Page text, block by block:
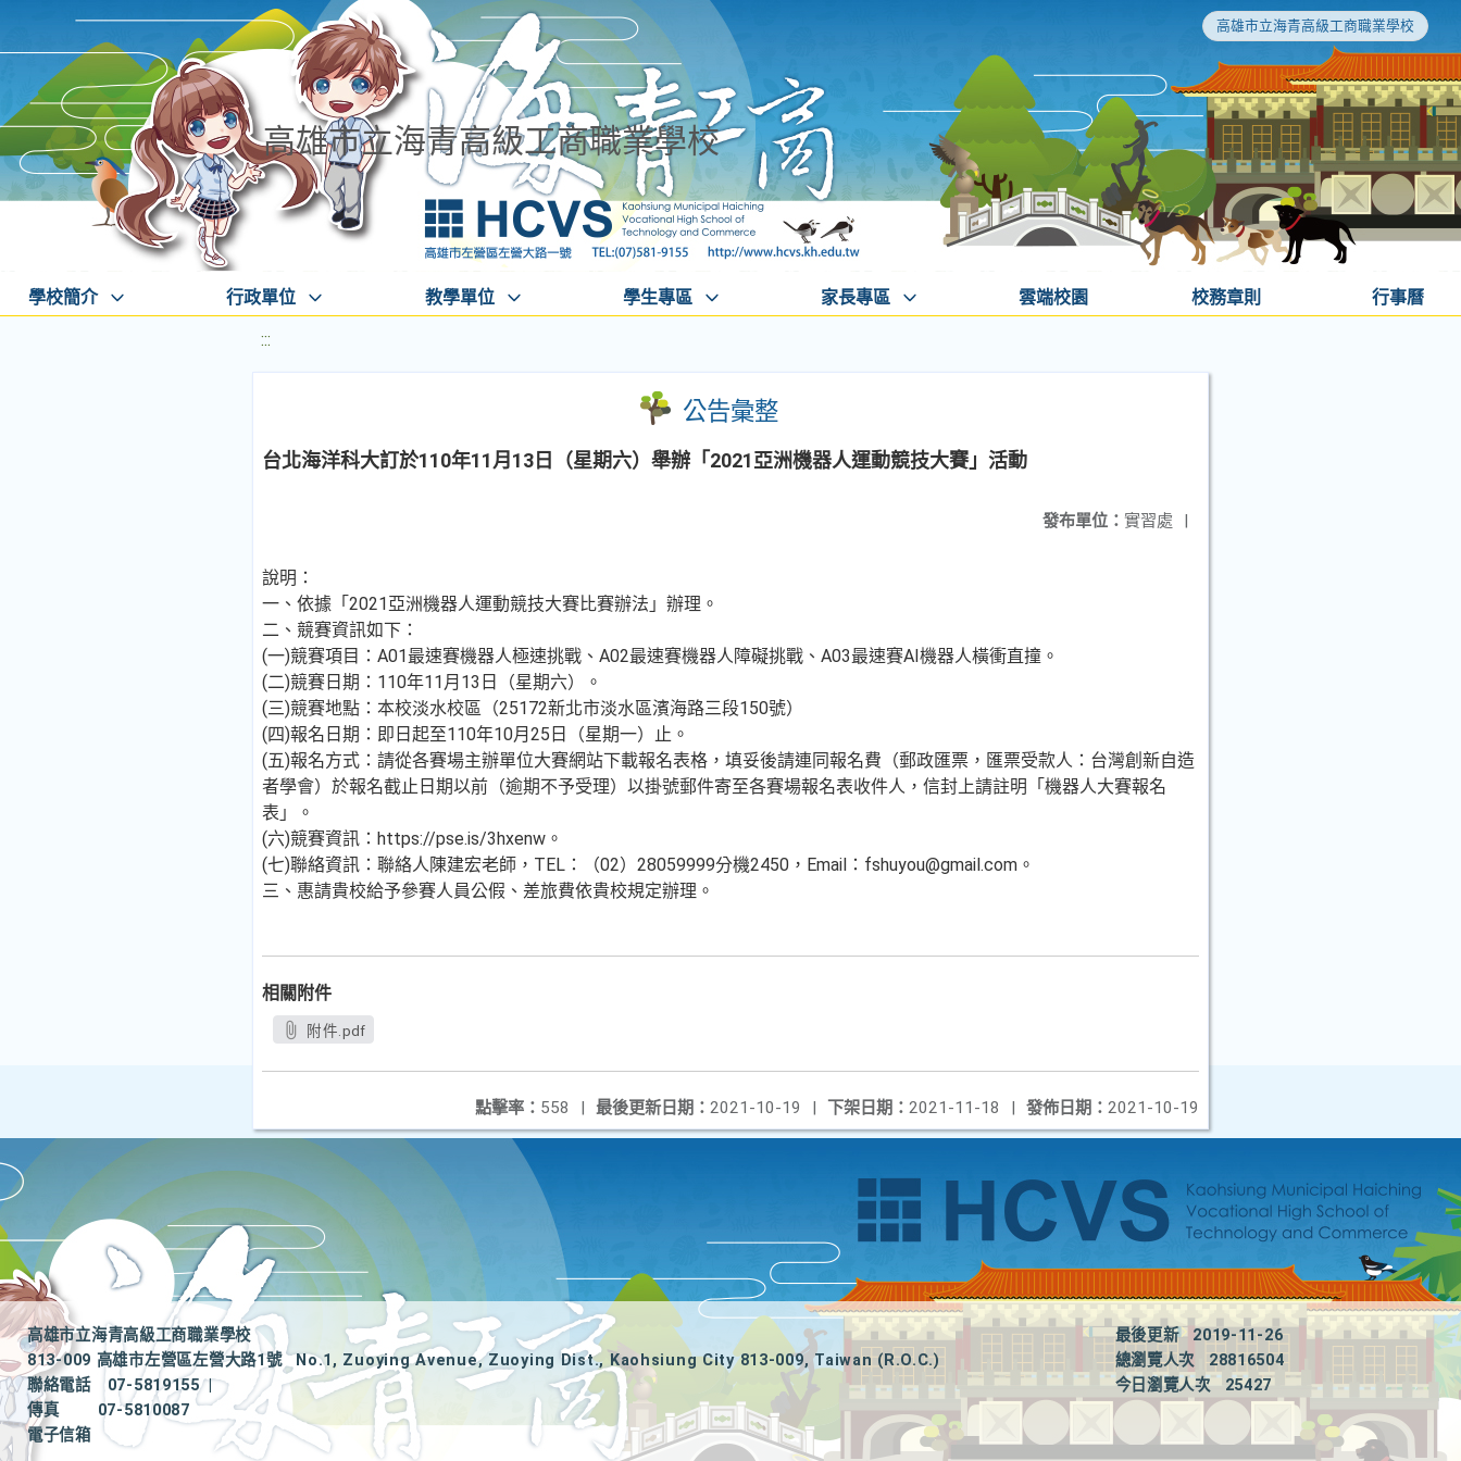
高雄市立海青高級工商職業學校
高雄市立海青高級工商職業學校
學校簡介 行政單位 教學單位 學生專區 家長專區 雲端校園 校務章則 行事曆
:::
公告彙整
台北海洋科大訂於110年11月13日（星期六）舉辦「2021亞洲機器人運動競技大賽」活動
發布單位： 實習處 |
說明：
一、依據「2021亞洲機器人運動競技大賽比賽辦法」辦理。
二、競賽資訊如下：
(一)競賽項目：A01最速賽機器人極速挑戰、A02最速賽機器人障礙挑戰、A03最速賽AI機器人橫衝直撞。
(二)競賽日期：110年11月13日（星期六）。
(三)競賽地點：本校淡水校區（25172新北市淡水區濱海路三段150號）
(四)報名日期：即日起至110年10月25日（星期一）止。
(五)報名方式：請從各賽場主辦單位大賽網站下載報名表格，填妥後請連同報名費（郵政匯票，匯票受款人：台灣創新自造
者學會）於報名截止日期以前（逾期不予受理）以掛號郵件寄至各賽場報名表收件人，信封上請註明「機器人大賽報名
表」。
(六)競賽資訊：https://pse.is/3hxenw。
(七)聯絡資訊：聯絡人陳建宏老師，TEL：（02）28059999分機2450，Email：fshuyou@gmail.com。
三、惠請貴校給予參賽人員公假、差旅費依貴校規定辦理。
相關附件
附件.pdf
發佈日期： 2021-10-19
下架日期： 2021-11-18 |
最後更新日期： 2021-10-19 |
點擊率： 558 |
高雄市立海青高級工商職業學校
813-009 高雄市左營區左營大路1號
No.1, Zuoying Avenue, Zuoying Dist., Kaohsiung City 813-009, Taiwan (R.O.C.)
聯絡電話
07-5819155
|
傳真
07-5810087
電子信箱
最後更新
2019-11-26
總瀏覽人次
28816504
今日瀏覽人次
25427